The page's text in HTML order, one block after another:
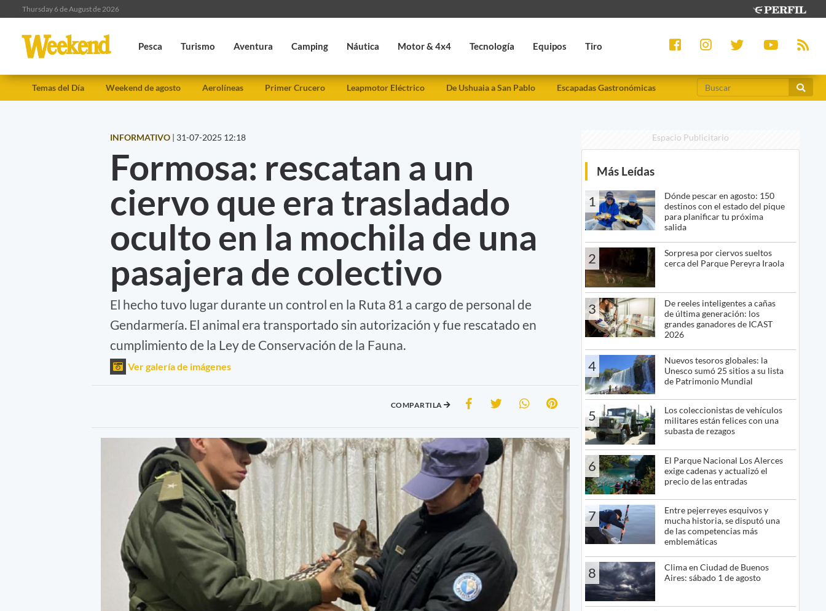
Thursday 6 de August de 2026
Pesca Turismo Aventura Camping Náutica Motor & 4x4 Tecnología Equipos Tiro
Temas del Día Weekend de agosto Aerolíneas Primer Crucero Leapmotor Eléctrico De Ushuaia a San Pablo Escapadas Gastronómicas
INFORMATIVO | 31-07-2025 12:18
Formosa: rescatan a un
ciervo que era trasladado
oculto en la mochila de una
pasajera de colectivo
El hecho tuvo lugar durante un control en la Ruta 81 a cargo de personal de
Gendarmería. El animal era transportado sin autorización y fue rescatado en
cumplimiento de la Ley de Conservación de la Fauna.
Ver galería de imágenes
COMPARTILA
Espacio Publicitario
Más Leídas
1
Dónde pescar en agosto: 150
destinos con el estado del pique
para planificar tu próxima
salida
2
Sorpresa por ciervos sueltos
cerca del Parque Pereyra Iraola
3
De reeles inteligentes a cañas
de última generación: los
grandes ganadores de ICAST
2026
4
Nuevos tesoros globales: la
Unesco sumó 25 sitios a su lista
de Patrimonio Mundial
5
Los coleccionistas de vehículos
militares están felices con una
subasta de rezagos
6
El Parque Nacional Los Alerces
exige cadenas y actualizó el
precio de las entradas
7
Entre pejerreyes esquivos y
mucha historia, se disputó una
de las competencias más
emblemáticas
8
Clima en Ciudad de Buenos
Aires: sábado 1 de agosto